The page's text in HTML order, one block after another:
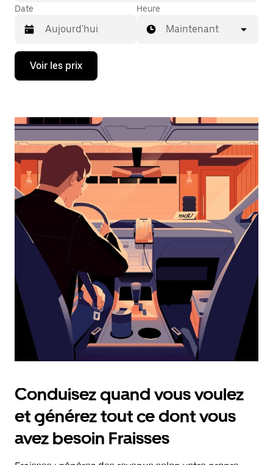
Date
Appuyez
la
bas
ouvrir
le
calendrier
sélectionner
une
date.
Appuyez
sur
touche
pour
fermer
le
calendrier.
Heure
Maintenant
Voir les prix
Conduisez quand vous voulez
et générez tout ce dont vous
avez besoin Fraisses